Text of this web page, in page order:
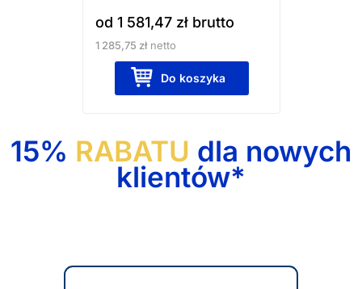
od 1 581,47 złbrutto
1 285,75 złnetto
Do koszyka
15% RABATU dla nowych
klientów*